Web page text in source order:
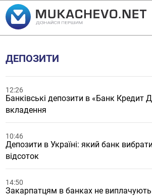
ДЕПОЗИТИ
12:26
Банківські депозити в «Банк Кредит
вкладення
10:46
Депозити в Україні: який банк
відсоток
14:50
Закарпатцям в банках не